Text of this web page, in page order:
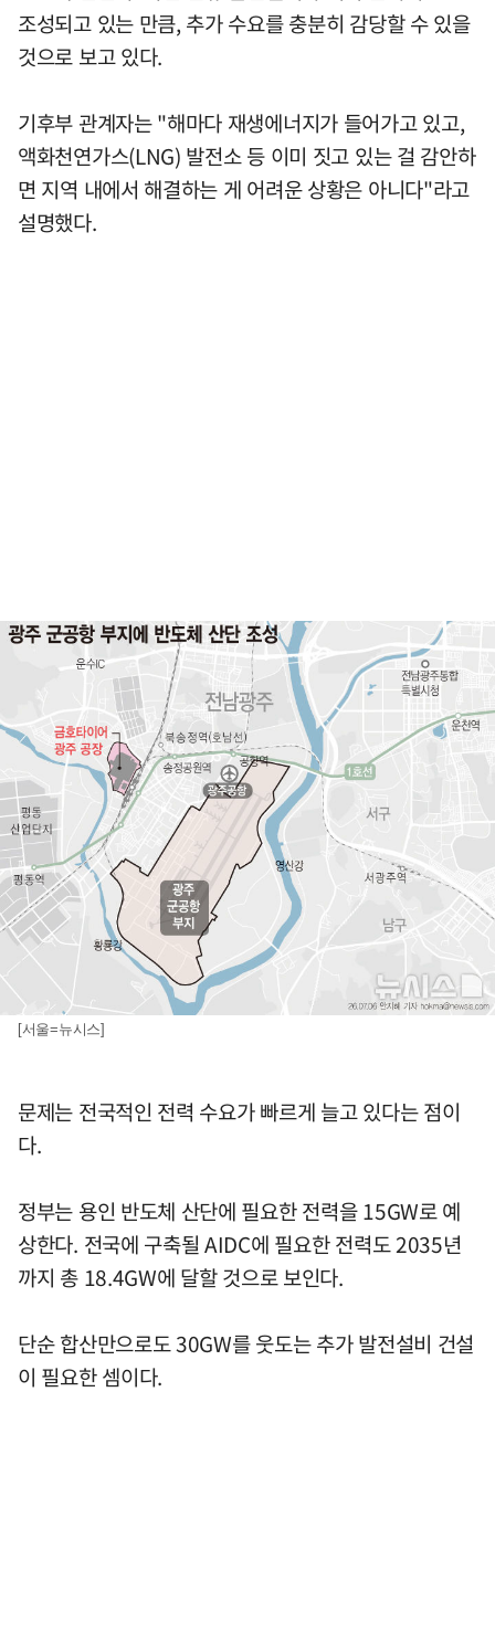
조성되고 있는 만큼, 추가 수요를 충분히 감당할 수 있을
것으로 보고 있다.
기후부 관계자는 "해마다 재생에너지가 들어가고 있고,
액화천연가스(LNG) 발전소 등 이미 짓고 있는 걸 감안하
면 지역 내에서 해결하는 게 어려운 상황은 아니다"라고
설명했다.
[서울=뉴시스]
문제는 전국적인 전력 수요가 빠르게 늘고 있다는 점이
다.
정부는 용인 반도체 산단에 필요한 전력을 15GW로 예
상한다. 전국에 구축될 AIDC에 필요한 전력도 2035년
까지 총 18.4GW에 달할 것으로 보인다.
단순 합산만으로도 30GW를 웃도는 추가 발전설비 건설
이 필요한 셈이다.